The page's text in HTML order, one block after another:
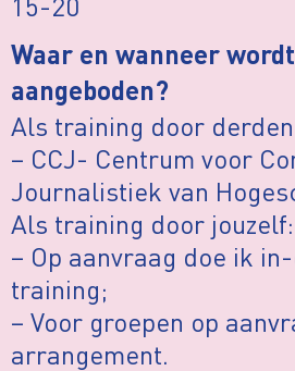
Waar en wanneer
aangeboden?
Als training door derden
– CCJ- Centrum voor
Journalistiek van
Als training door jouzelf:
– Op aanvraag doe ik
training;
– Voor groepen op
arrangement.